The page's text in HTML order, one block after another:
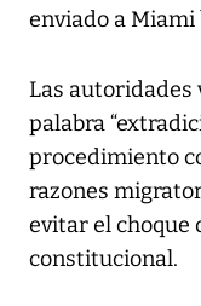
enviado a
Las autoridades
palabra
procedimiento
razones
evitar el choque
constitucional.